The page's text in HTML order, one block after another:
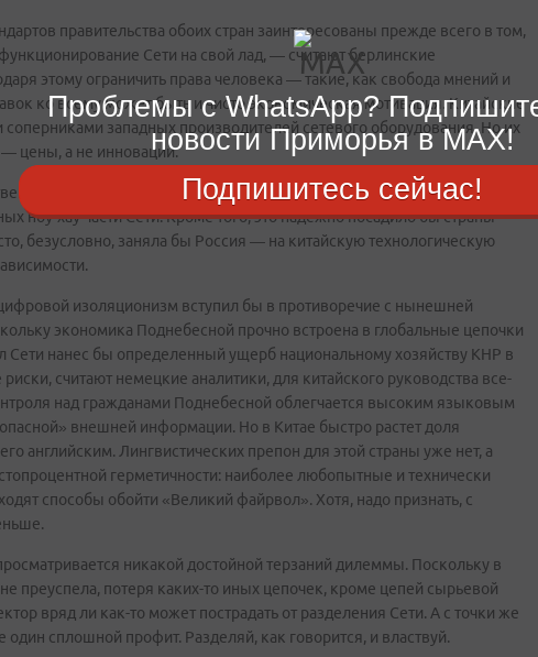
правительства обоих стран заинтересованы прежде всего в том,
Сети на свой лад, — считают берлинские
этому ограничить права человека — такие, как свобода мнений и
ко всему может быть и чисто экономическая мотивация. Китайские
западных производителей сетевого оборудования. Но их
цены, а не инновации.
стандартов резко повысило бы их конкурентоспособность в
ноу-хау части Сети. Кроме того, это надежно посадило бы страны-
безусловно, заняла бы Россия — на китайскую технологическую
цифровой изоляционизм вступил бы в противоречие с нынешней
экономика Поднебесной прочно встроена в глобальные цепочки
Сети нанес бы определенный ущерб национальному хозяйству КНР в
считают немецкие аналитики, для китайского руководства все-
над гражданами Поднебесной облегчается высоким языковым
внешней информации. Но в Китае быстро растет доля
английским. Лингвистических препон для этой страны уже нет, а
герметичности: наиболее любопытные и технически
способы обойти «Великий файрвол». Хотя, надо признать, с
никакой достойной терзаний дилеммы. Поскольку в
преуспела, потеря каких-то иных цепочек, кроме цепей сырьевой
вряд ли как-то может пострадать от разделения Сети. А с точки же
сплошной профит. Разделяй, как говорится, и властвуй.
Проблемы с WhatsApp?
новости Приморья в MAX!
Подпишитесь сейчас!